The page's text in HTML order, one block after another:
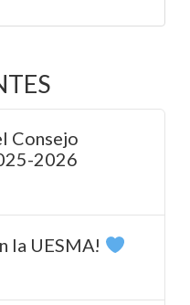
Consejo
2026
la UESMA!